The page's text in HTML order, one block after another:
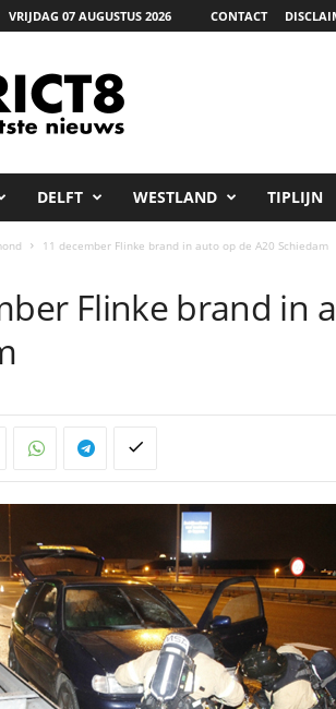
VRIJDAG 07 AUGUSTUS 2026 CONTACT
DELFT WESTLAND TIPLIJN
11 december Flinke brand in auto op de A20 Schiedam
Flinke brand in